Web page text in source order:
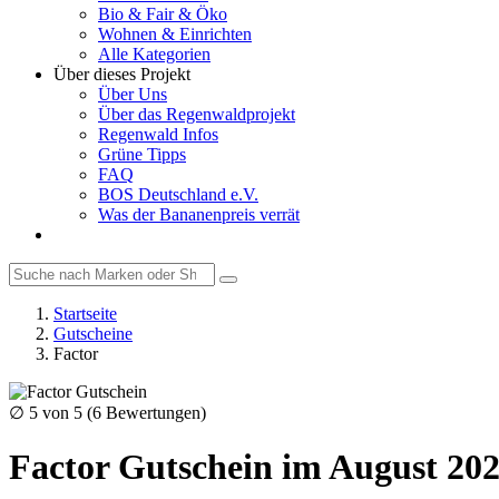
Bio & Fair & Öko
Wohnen & Einrichten
Alle Kategorien
Über dieses Projekt
Über Uns
Über das Regenwaldprojekt
Regenwald Infos
Grüne Tipps
FAQ
BOS Deutschland e.V.
Was der Bananenpreis verrät
Startseite
Gutscheine
Factor
∅ 5 von 5 (6 Bewertungen)
Factor Gutschein im August